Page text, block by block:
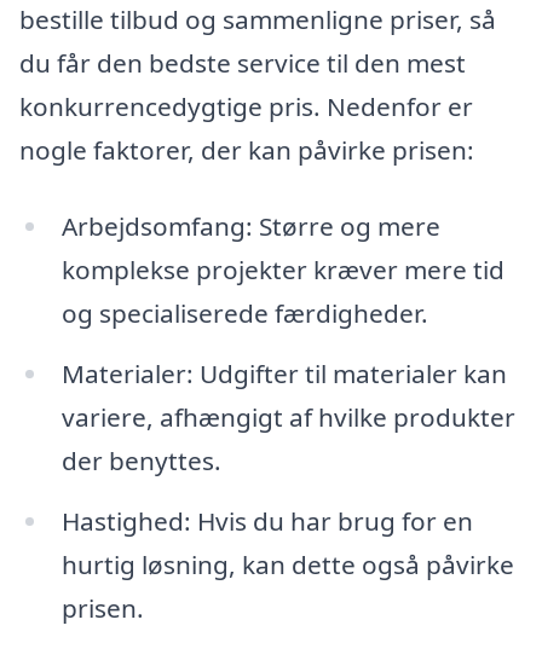
bestille tilbud og sammenligne priser, så
du får den bedste service til den mest
konkurrencedygtige pris. Nedenfor er
nogle faktorer, der kan påvirke prisen:
Arbejdsomfang: Større og mere
komplekse projekter kræver mere tid
og specialiserede færdigheder.
Materialer: Udgifter til materialer kan
variere, afhængigt af hvilke produkter
der benyttes.
Hastighed: Hvis du har brug for en
hurtig løsning, kan dette også påvirke
prisen.